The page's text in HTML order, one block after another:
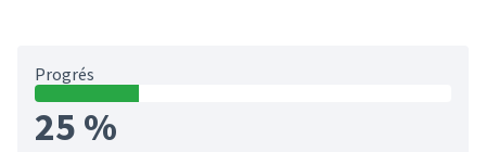
Progrés
25 %